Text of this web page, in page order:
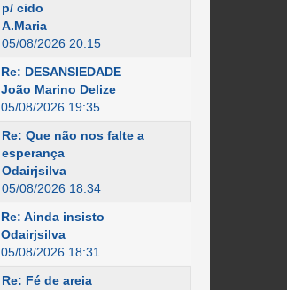
p/ cido
A.Maria
05/08/2026 20:15
Re: DESANSIEDADE
João Marino Delize
05/08/2026 19:35
Re: Que não nos falte a
esperança
Odairjsilva
05/08/2026 18:34
Re: Ainda insisto
Odairjsilva
05/08/2026 18:31
Re: Fé de areia